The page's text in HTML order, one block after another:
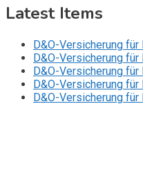
Latest Items
D&O-Versicherung
D&O-Versicherung
D&O-Versicherung
D&O-Versicherung
D&O-Versicherung